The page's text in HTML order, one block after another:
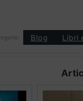
Blog Libri